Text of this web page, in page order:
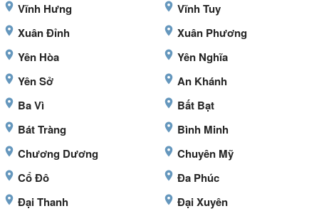
Vĩnh Hưng
Vĩnh Tuy
Xuân Đỉnh
Xuân Phương
Yên Hòa
Yên Nghĩa
Yên Sở
An Khánh
Ba Vì
Bất Bạt
Bát Tràng
Bình Minh
Chương Dương
Chuyên Mỹ
Cổ Đô
Đa Phúc
Đại Thanh
Đại Xuyên